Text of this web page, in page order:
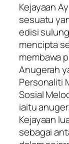
Kejayaan
sesuatu
edisi
mencipta
membawa
Anugerah
Personaliti
Sosial
iaitu
Kejayaan
sebagai